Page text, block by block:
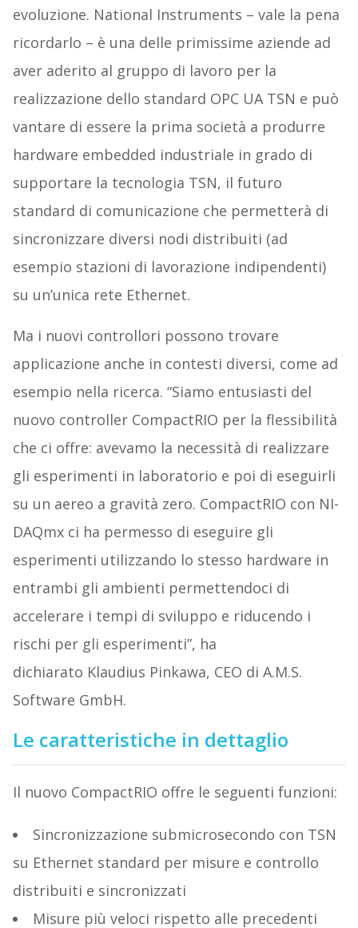
evoluzione. National Instruments – vale la pena
ricordarlo – è una delle primissime aziende ad
aver aderito al gruppo di lavoro per la
realizzazione dello standard OPC UA TSN e può
vantare di essere la prima società a produrre
hardware embedded industriale in grado di
supportare la tecnologia TSN, il futuro
standard di comunicazione che permetterà di
sincronizzare diversi nodi distribuiti (ad
esempio stazioni di lavorazione indipendenti)
su un’unica rete Ethernet.
Ma i nuovi controllori possono trovare
applicazione anche in contesti diversi, come ad
esempio nella ricerca. “Siamo entusiasti del
nuovo controller CompactRIO per la flessibilità
che ci offre: avevamo la necessità di realizzare
gli esperimenti in laboratorio e poi di eseguirli
su un aereo a gravità zero. CompactRIO con NI-
DAQmx ci ha permesso di eseguire gli
esperimenti utilizzando lo stesso hardware in
entrambi gli ambienti permettendoci di
accelerare i tempi di sviluppo e riducendo i
rischi per gli esperimenti”, ha
dichiarato Klaudius Pinkawa, CEO di A.M.S.
Software GmbH.
Le caratteristiche in dettaglio
Il nuovo CompactRIO offre le seguenti funzioni:
Sincronizzazione submicrosecondo con TSN
su Ethernet standard per misure e controllo
distribuiti e sincronizzati
Misure più veloci rispetto alle precedenti